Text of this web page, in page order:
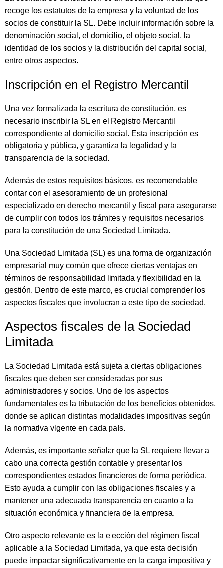
recoge los estatutos de la empresa y la voluntad de los
socios de constituir la SL. Debe incluir información sobre la
denominación social, el domicilio, el objeto social, la
identidad de los socios y la distribución del capital social,
entre otros aspectos.
Inscripción en el Registro Mercantil
Una vez formalizada la escritura de constitución, es
necesario inscribir la SL en el Registro Mercantil
correspondiente al domicilio social. Esta inscripción es
obligatoria y pública, y garantiza la legalidad y la
transparencia de la sociedad.
Además de estos requisitos básicos, es recomendable
contar con el asesoramiento de un profesional
especializado en derecho mercantil y fiscal para asegurarse
de cumplir con todos los trámites y requisitos necesarios
para la constitución de una Sociedad Limitada.
Una Sociedad Limitada (SL) es una forma de organización
empresarial muy común que ofrece ciertas ventajas en
términos de responsabilidad limitada y flexibilidad en la
gestión. Dentro de este marco, es crucial comprender los
aspectos fiscales que involucran a este tipo de sociedad.
Aspectos fiscales de la Sociedad
Limitada
La Sociedad Limitada está sujeta a ciertas obligaciones
fiscales que deben ser consideradas por sus
administradores y socios. Uno de los aspectos
fundamentales es la tributación de los beneficios obtenidos,
donde se aplican distintas modalidades impositivas según
la normativa vigente en cada país.
Además, es importante señalar que la SL requiere llevar a
cabo una correcta gestión contable y presentar los
correspondientes estados financieros de forma periódica.
Esto ayuda a cumplir con las obligaciones fiscales y a
mantener una adecuada transparencia en cuanto a la
situación económica y financiera de la empresa.
Otro aspecto relevante es la elección del régimen fiscal
aplicable a la Sociedad Limitada, ya que esta decisión
puede impactar significativamente en la carga impositiva y